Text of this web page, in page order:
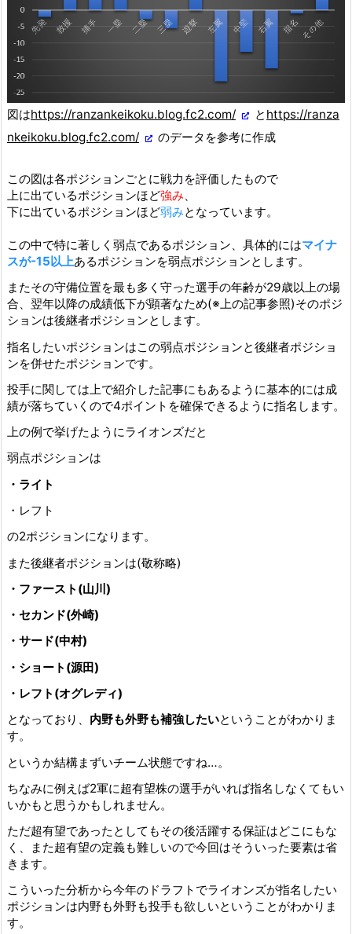
図はhttps://ranzankeikoku.blog.fc2.com/ と https://ranza
nkeikoku.blog.fc2.com/
のデータを参考に作成
この図は各ポジションごとに戦力を評価したもので
上に出ているポジションほど強み、
下に出ているポジションほど弱みとなっています。
この中で特に著しく弱点であるポジション、具体的にはマイナ
スが-15以上あるポジションを弱点ポジションとします。
またその守備位置を最も多く守った選手の年齢が29歳以上の場
合、翌年以降の成績低下が顕著なため(※上の記事参照)そのポジ
ションは後継者ポジションとします。
指名したいポジションはこの弱点ポジションと後継者ポジショ
ンを併せたポジションです。
投手に関しては上で紹介した記事にもあるように基本的には成
績が落ちていくので4ポイントを確保できるように指名します。
上の例で挙げたようにライオンズだと
弱点ポジションは
・ライト
・レフト
の2ポジションになります。
また後継者ポジションは(敬称略)
・ファースト(山川)
・セカンド(外崎)
・サード(中村)
・ショート(源田)
・レフト(オグレディ)
となっており、 内野も外野も補強したいということがわかりま
す。
というか結構まずいチーム状態ですね…。
ちなみに例えば2軍に超有望株の選手がいれば指名しなくてもい
いかもと思うかもしれません。
ただ超有望であったとしてもその後活躍する保証はどこにもな
く、また超有望の定義も難しいので今回はそういった要素は省
きます。
こういった分析から今年のドラフトでライオンズが指名したい
ポジションは内野も外野も投手も欲しいということがわかりま
す。